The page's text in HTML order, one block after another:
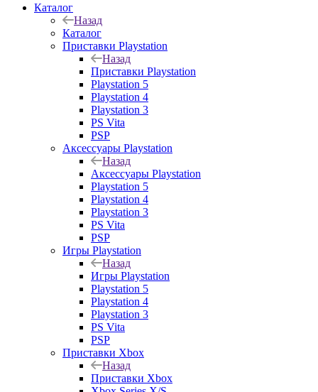
Каталог
Назад
Каталог
Приставки Playstation
Назад
Приставки Playstation
Playstation 5
Playstation 4
Playstation 3
PS Vita
PSP
Аксессуары Playstation
Назад
Аксессуары Playstation
Playstation 5
Playstation 4
Playstation 3
PS Vita
PSP
Игры Playstation
Назад
Игры Playstation
Playstation 5
Playstation 4
Playstation 3
PS Vita
PSP
Приставки Xbox
Назад
Приставки Xbox